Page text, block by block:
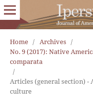
Home / Archives /
No. 9 (2017): Native
comparata
/
Articles (general section) -
culture